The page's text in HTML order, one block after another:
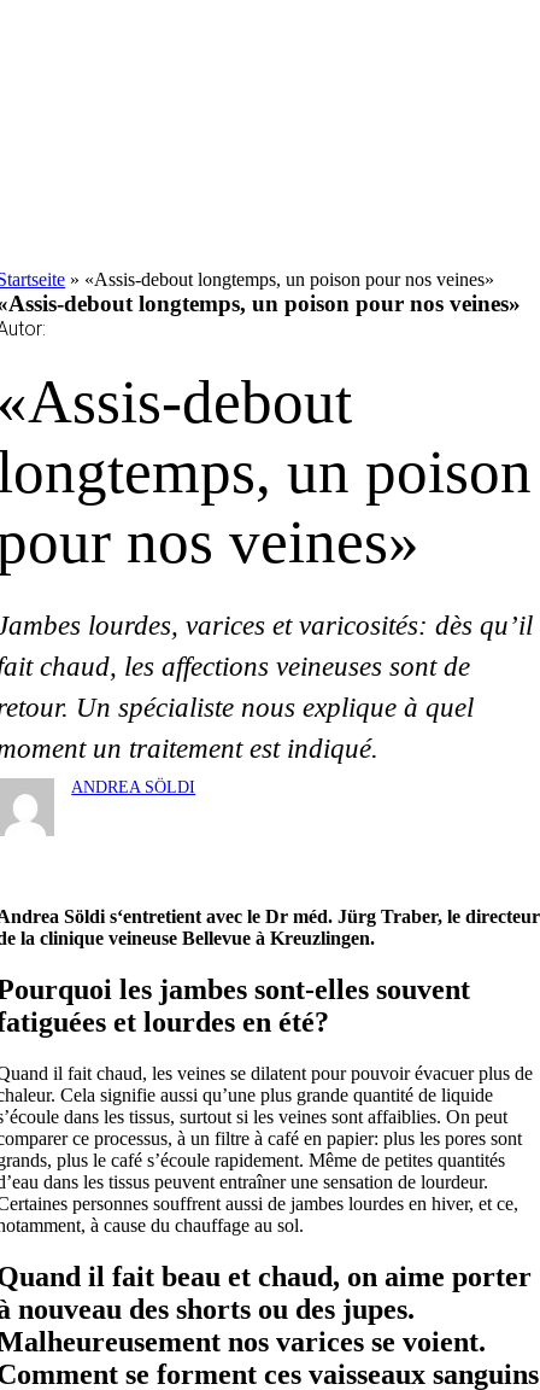
» «Assis-debout longtemps, un poison pour nos veines»
debout longtemps, un poison pour nos veines»
debout
un poison
nos veines»
lourdes, varices et varicosités: dès qu’il
chaud, les affections veineuses sont de
Un spécialiste nous explique à quel
un traitement est indiqué.
ANDREA SÖLDI
Söldi s‘entretient avec le Dr méd. Jürg Traber, le directeur
la clinique veineuse Bellevue à Kreuzlingen.
les jambes sont-elles souvent
et lourdes en été?
il fait chaud, les veines se dilatent pour pouvoir évacuer plus de
Cela signifie aussi qu’une plus grande quantité de liquide
dans les tissus, surtout si les veines sont affaiblies. On peut
ce processus, à un filtre à café en papier: plus les pores sont
plus le café s’écoule rapidement. Même de petites quantités
dans les tissus peuvent entraîner une sensation de lourdeur.
personnes souffrent aussi de jambes lourdes en hiver, et ce,
à cause du chauffage au sol.
il fait beau et chaud, on aime porter
nouveau des shorts ou des jupes.
nos varices se voient.
se forment ces vaisseaux sanguins